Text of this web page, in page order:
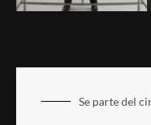
Se parte del